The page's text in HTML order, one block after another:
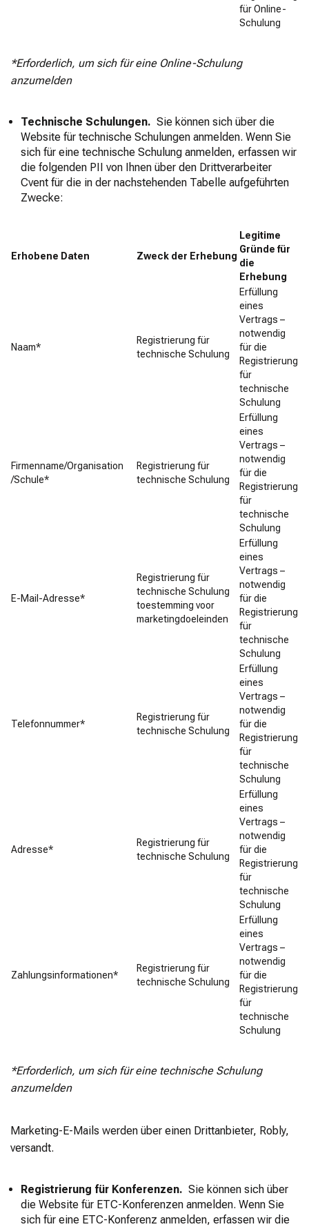
für Online-
Schulung
*Erforderlich, um sich für eine Online-Schulung
anzumelden
Technische Schulungen. Sie können sich über die
Website für technische Schulungen anmelden. Wenn Sie
sich für eine technische Schulung anmelden, erfassen wir
die folgenden PII von Ihnen über den Drittverarbeiter
Cvent für die in der nachstehenden Tabelle aufgeführten
Zwecke:
Erhobene Daten Zweck der Erhebung
Legitime
Gründe für
die
Erhebung
Naam*
Registrierung für
technische Schulung
Erfüllung
eines
Vertrags –
notwendig
für die
Registrierung
für
technische
Schulung
Firmenname/Organisation
/Schule*
Registrierung für
technische Schulung
Erfüllung
eines
Vertrags –
notwendig
für die
Registrierung
für
technische
Schulung
E-Mail-Adresse*
Registrierung für
technische Schulung
toestemming voor
marketingdoeleinden
Erfüllung
eines
Vertrags –
notwendig
für die
Registrierung
für
technische
Schulung
Telefonnummer*
Registrierung für
technische Schulung
Erfüllung
eines
Vertrags –
notwendig
für die
Registrierung
für
technische
Schulung
Adresse*
Registrierung für
technische Schulung
Erfüllung
eines
Vertrags –
notwendig
für die
Registrierung
für
technische
Schulung
Zahlungsinformationen*
Registrierung für
technische Schulung
Erfüllung
eines
Vertrags –
notwendig
für die
Registrierung
für
technische
Schulung
*Erforderlich, um sich für eine technische Schulung
anzumelden
Marketing-E-Mails werden über einen Drittanbieter, Robly,
versandt.
Registrierung für Konferenzen. Sie können sich über
die Website für ETC-Konferenzen anmelden. Wenn Sie
sich für eine ETC-Konferenz anmelden, erfassen wir die